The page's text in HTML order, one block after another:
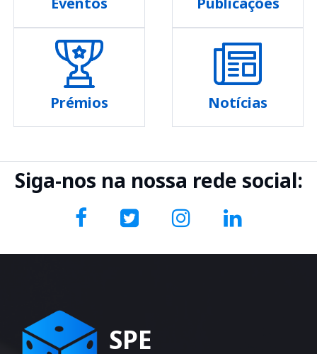
Prémios Notícias
Siga-nos na nossa rede social:
SPE